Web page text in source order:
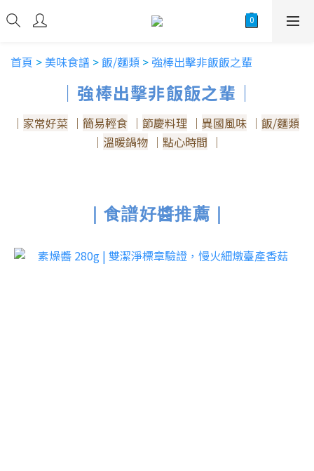
首頁 > 美味食譜 >飯/麵類 > 強棒出擊非飯飯之輩
｜強棒出擊非飯飯之輩｜
｜ 家常好菜 ｜ 簡易輕食 ｜ 節慶料理 ｜ 異國風味 ｜ 飯/麵類
｜ 溫暖鍋物 ｜ 點心時間 ｜
｜食譜好醬推薦｜